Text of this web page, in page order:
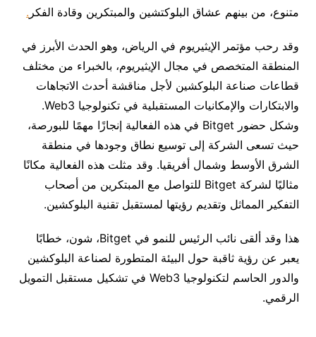
متنوع، من بينهم عشاق البلوكتشين والمبتكرين وقادة الفكر .
وقد رحب مؤتمر الإيثيريوم في الرياض، وهو الحدث الأبرز في
المنطقة المتخصص في مجال الإيثيريوم، بالخبراء من مختلف
قطاعات صناعة البلوكشين لأجل مناقشة أحدث الاتجاهات
والابتكارات والإمكانيات المستقبلية في تكنولوجيا Web3.
وشكل حضور Bitget في هذه الفعالية إنجازًا مهمًا للبورصة،
حيث تسعى الشركة إلى توسيع نطاق وجودها في منطقة
الشرق الأوسط وشمال أفريقيا. وقد مثلت هذه الفعالية مكانًا
مثاليًا لشركة Bitget للتواصل مع المبتكرين من أصحاب
التفكير المماثل وتقديم رؤيتها لمستقبل تقنية البلوكشين.
هذا وقد ألقى نائب الرئيس للنمو في Bitget، شون، خطابًا
يعبر عن رؤية ثاقبة حول البيئة المتطورة لصناعة البلوكشين
والدور الحاسم لتكنولوجيا Web3 في تشكيل مستقبل التمويل
الرقمي.